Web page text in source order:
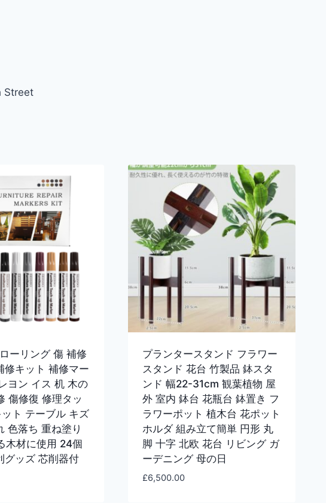
Street
ーリング 傷 補修
修キット 補修マー
ヨン イス 机 木の
傷修復 修理タッ
ト テーブル キズ
色落ち 重ね塗り
木材に使用 24個
グッズ 芯削器付
プランタースタンド フラワー
スタンド 花台 竹製品 鉢スタ
ンド 幅22-31cm 観葉植物 屋
外 室内 鉢台 花瓶台 鉢置き フ
ラワーポット 植木台 花ポット
ホルダ 組み立て簡単 円形 丸
脚 十字 北欧 花台 リビング ガ
ーデニング 母の日
£6,500.00